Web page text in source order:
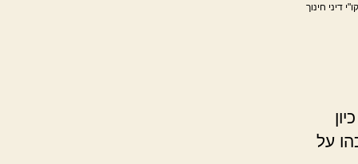
דיני חינוך
על